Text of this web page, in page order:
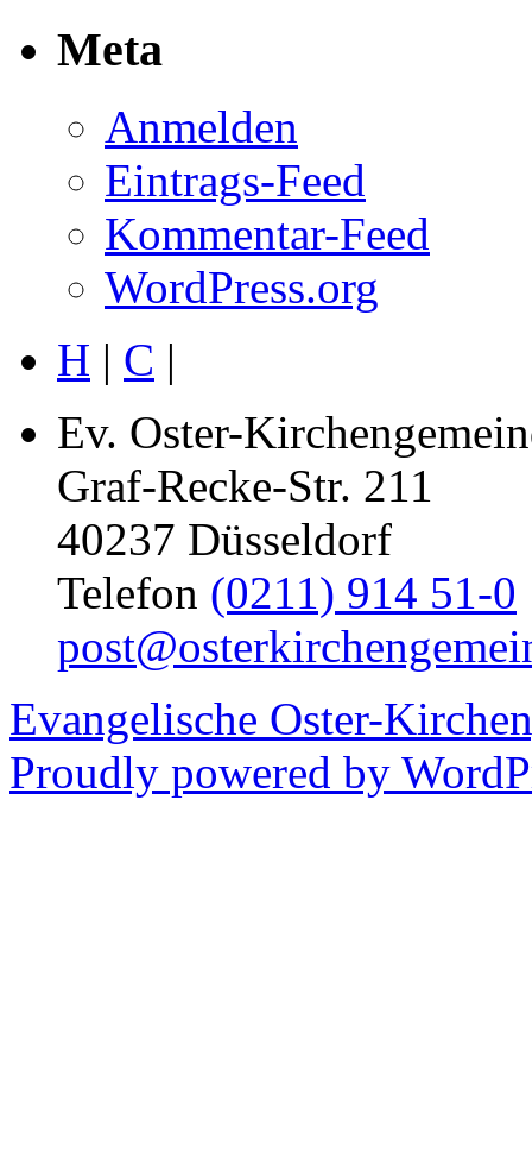
Meta
Anmelden
Eintrags-Feed
Kommentar-Feed
WordPress.org
H | C |
Ev. Oster-
Graf-Recke-Str. 211
40237 Düsseldorf
Telefon (0211) 914 51-0
Evangelische Oster-
Proudly powered by